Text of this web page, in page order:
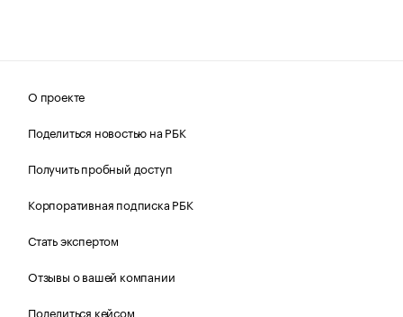
О проекте
Поделиться новостью на РБК
Получить пробный доступ
Корпоративная подписка РБК
Стать экспертом
Отзывы о вашей компании
Поделиться кейсом